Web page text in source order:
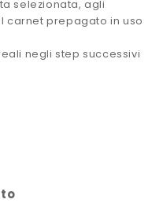
selezionata, agli
carnet prepagato in uso
negli step successivi